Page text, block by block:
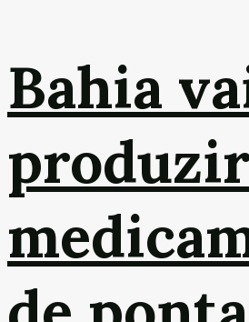
Bahia
produzir